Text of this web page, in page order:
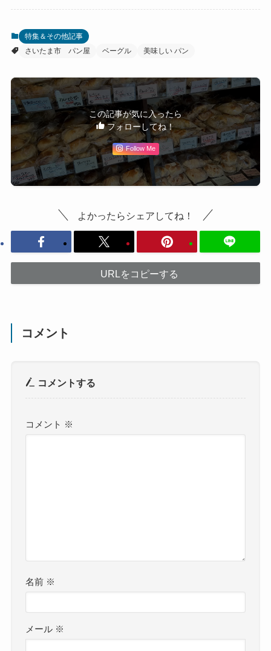
特集＆その他記事
さいたま市 パン屋
ベーグル 美味しい パン
この記事が気に入ったら
フォローしてね！
Follow Me
よかったらシェアしてね！
URLをコピーする
コメント
コメントする
コメント ※
名前 ※
メール ※